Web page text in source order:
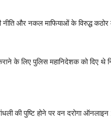
और नकल माफियाओं के विरुद्ध कठोर
के लिए पुलिस महानिदेशक को दिए थे
की पुष्टि होने पर वन दरोगा